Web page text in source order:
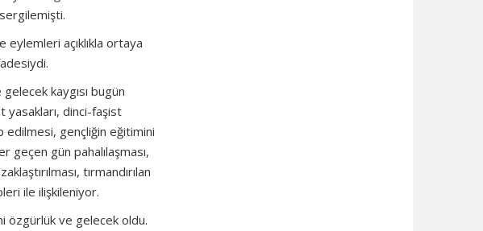
eylemleri açıklıkla ortaya
gelecek kaygısı bugün
yasakları, dinci-faşist
edilmesi, gençliğin eğitimini
geçen gün pahalılaşması,
tırmandırılan
ile ilişkileniyor.
özgürlük ve gelecek oldu.